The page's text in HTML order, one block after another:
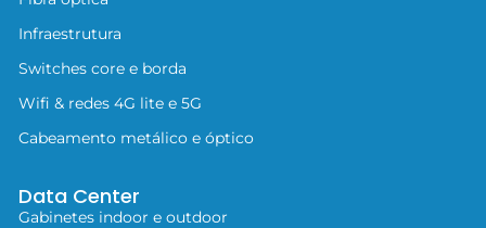
Infraestrutura
Switches core e borda
Wifi & redes 4G lite e 5G
Cabeamento metálico e óptico
Data Center
Gabinetes indoor e outdoor